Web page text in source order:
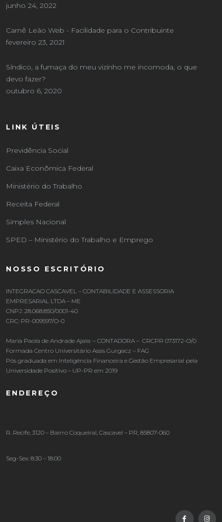
junho 24, 2022
Carnê Leão Web - Facilidade para o Contribuinte
fevereiro 23, 2021
Síndico, a fumaça do meu vizinho me incomoda, o que
devo fazer?
outubro 6, 2020
LINK ÚTEIS
Previdência Social
Caixa Econômica Federal
Ministério do Trabalho
Receita Federal
Simples Nacional
SPED – Ministério do Trabalho e Emprego
NOSSO ESCRITÓRIO
INTEGRACAO CASCAVEL – CONTABILIDADE E ASSESSORIA
EMPRESARIAL LTDA – ME
CNPJ: 28.068.850/0001-40
CRC: PR-009597/O-0
Maria Paola de Andrade Ajala: – CONTADORA – CRCPR 073172-O/0
Formada Centro Universitário Assis Gurgacz – FAG
Pós graduada em Inteligência Financeira e Gestão Empresarial pela
Universidade Positivo – UP-PR em 2019
ENDEREÇO
R. Recife, 3120 – Bairro Coqueiral, Cascavel – PR, 85807-060
Seg-Sex: 8:30 – 18:00